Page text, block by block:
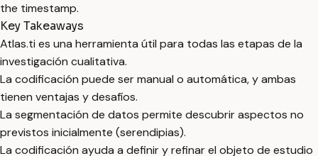
the timestamp.
Key Takeaways
Atlas.ti es una herramienta útil para todas las etapas de la
investigación cualitativa.
La codificación puede ser manual o automática, y ambas
tienen ventajas y desafíos.
La segmentación de datos permite descubrir aspectos no
previstos inicialmente (serendipias).
La codificación ayuda a definir y refinar el objeto de estudio